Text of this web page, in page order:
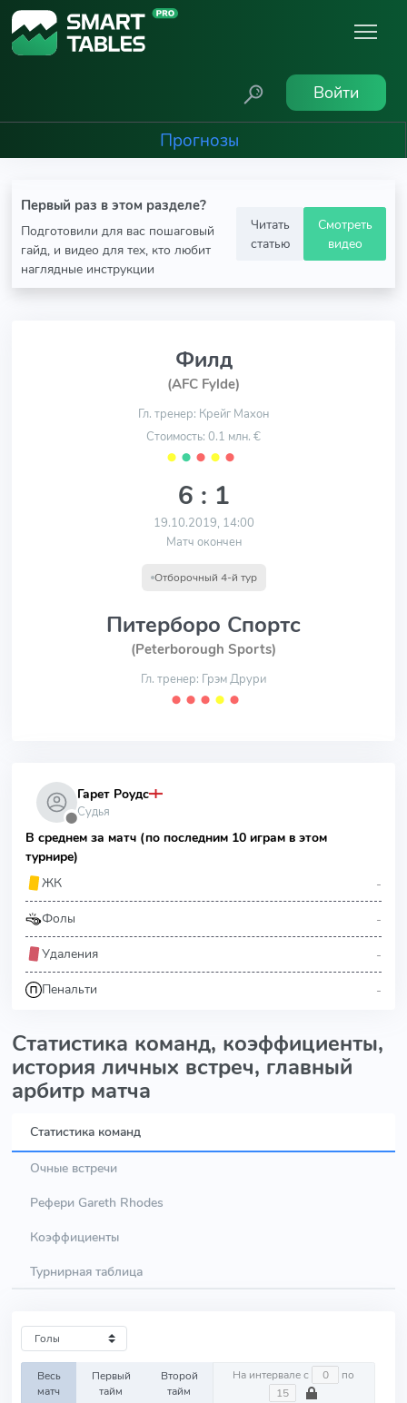
Войти
Прогнозы
Первый раз в этом разделе?
Подготовили для вас пошаговый
гайд, и видео для тех, кто любит
наглядные инструкции
Читать
статью
Смотреть
видео
Филд
(AFC Fylde)
Гл. тренер: Крейг Махон
Стоимость: 0.1 млн. €
⬤ ⬤ ⬤ ⬤ ⬤
6 : 1
19.10.2019, 14:00
Матч окончен
Отборочный 4-й тур
Питерборо Спортс
(Peterborough Sports)
Гл. тренер: Грэм Друри
⬤ ⬤ ⬤ ⬤ ⬤
⬤
Гарет Роудс
Судья
В среднем за матч (по последним 10 играм в этом
турнире)
ЖК
-
Фолы -
Удаления -
Пенальти -
Статистика команд, коэффициенты,
история личных встреч, главный
арбитр матча
Статистика команд
Очные встречи
Рефери Gareth Rhodes
Коэффициенты
Турнирная таблица
Весь
матч
Первый
тайм
Второй
тайм
На интервале с по